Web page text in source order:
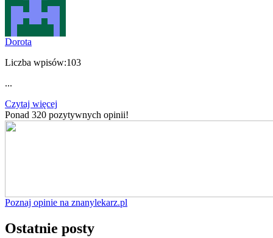
Dorota
Liczba wpisów:103
...
Czytaj więcej
Ponad 320 pozytywnych opinii!
Poznaj opinie na znanylekarz.pl
Ostatnie posty